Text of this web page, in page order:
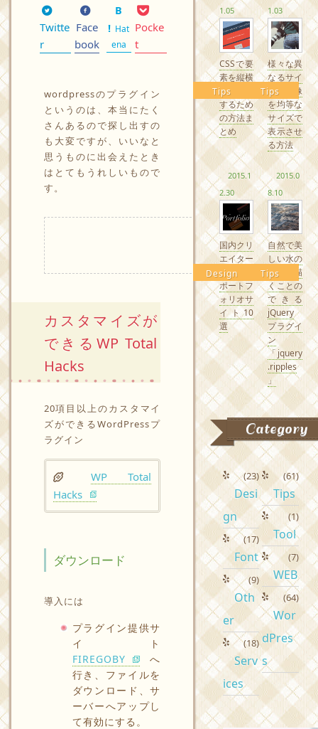
Twitte
r
Face
book
Hat
ena
Pocke
t
wordpressのプラグイン
というのは、本当にたく
さんあるので探し出すの
も大変ですが、いいなと
思うものに出会えたとき
はとてもうれしいもので
す。
カスタマイズが
できるWP Total
Hacks
20項目以上のカスタマイ
ズができるWordPressプ
ラグイン
WP Total
Hacks
ダウンロード
導入には
プラグイン提供サ
イト
FIREGOBY
へ
行き、ファイルを
ダウンロード、サ
ーバーへアップし
て有効にする。
1.05
Tips
CSSで要
素を縦横
中央配置
するため
の方法ま
とめ
1.03
Tips
様々な異
なるサイ
ズの画像
を均等な
サイズで
表示させ
る方法
2015.1
2.30
Design
国内クリ
エイター
の素敵な
ポートフ
ォリオサ
イト10
選
2015.0
8.10
Tips
自然で美
しい水の
波紋を描
くことの
できる
jQuery
プラグイ
ン
「jquery
.ripples
」
Category
Desi
gn
(23)
Font
(17)
Oth
er
(9)
Serv
ices
(18)
Tips
(61)
Tool
(1)
WEB
(7)
Wor
dPres
s
(64)